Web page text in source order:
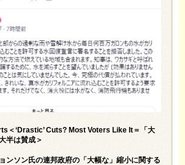
＜‘Drastic’ Cuts? Most Voters Like It＝「大
半は賛成＞
ンソン氏の連邦政府の「大幅な」縮小に関する